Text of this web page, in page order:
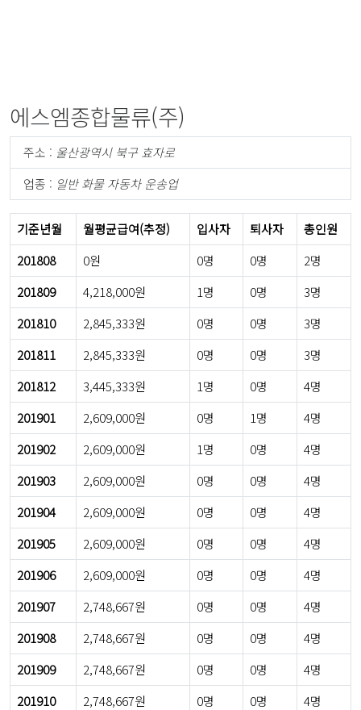
에스엠종합물류(주)
주소 : 울산광역시 북구 효자로
업종 : 일반 화물 자동차 운송업
기준년월 월평균급여(추정) 입사자 퇴사자
총인원
201808
0원 0명 0명
2명
201809
4,218,000원 1명 0명
3명
201810
2,845,333원 0명 0명
3명
201811
2,845,333원 0명 0명
3명
201812
3,445,333원 1명 0명
4명
201901
2,609,000원 0명 1명
4명
201902
2,609,000원 1명 0명
4명
201903
2,609,000원 0명 0명
4명
201904
2,609,000원 0명 0명
4명
201905
2,609,000원 0명 0명
4명
201906
2,609,000원 0명 0명
4명
201907
2,748,667원 0명 0명
4명
201908
2,748,667원 0명 0명
4명
201909
2,748,667원 0명 0명
4명
201910
2,748,667원 0명 0명
4명